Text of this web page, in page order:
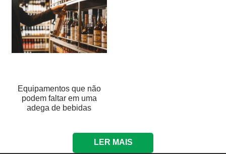
Equipamentos que não
podem faltar em uma
adega de bebidas
LER MAIS